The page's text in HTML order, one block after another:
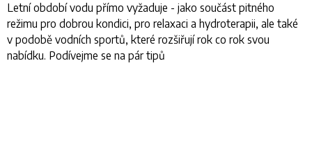
Letní období vodu přímo vyžaduje - jako součást pitného
režimu pro dobrou kondici, pro relaxaci a hydroterapii, ale také
v podobě vodních sportů, které rozšiřují rok co rok svou
nabídku. Podívejme se na pár tipů